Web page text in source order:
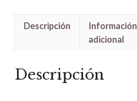
cantidad
Descripción
Información
adicional
Descripción